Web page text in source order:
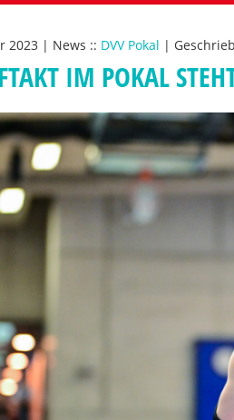
2023 | News :: DVV Pokal |
IM POKAL